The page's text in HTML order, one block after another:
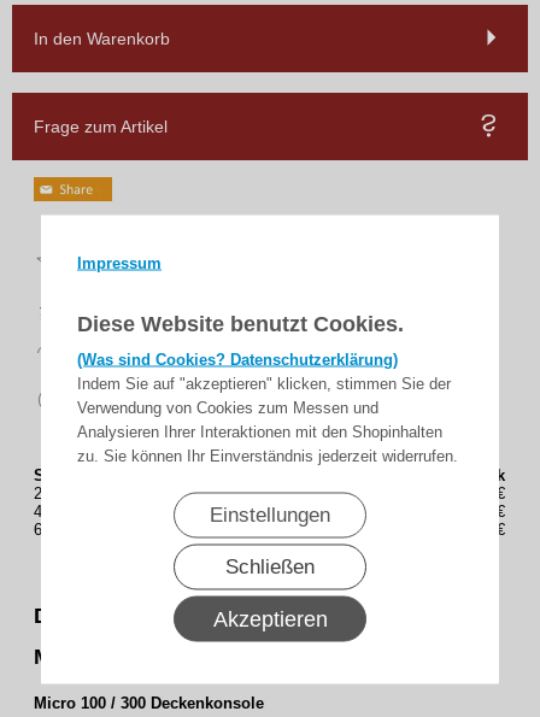
Impressum
Diese Website benutzt Cookies.
(Was sind Cookies? Datenschutzerklärung)
Indem Sie auf "akzeptieren" klicken, stimmen Sie der
Verwendung von Cookies zum Messen und
Analysieren Ihrer Interaktionen mit den Shopinhalten
zu. Sie können Ihr Einverständnis jederzeit widerrufen.
Einstellungen
Schließen
Akzeptieren
In den Warenkorb
Frage zum Artikel
Bewertungen
Rückgaberecht
sicher
zahlen
Staffelung (Stück)
Preis(Brutto) / Stück
2
33,25€
4
32,73€
6
32,22€
Deckenkonsole, Deckenhalter für Lewens
Micro 100 und 300 Senkrechtmarkise
Micro 100 / 300 Deckenkonsole